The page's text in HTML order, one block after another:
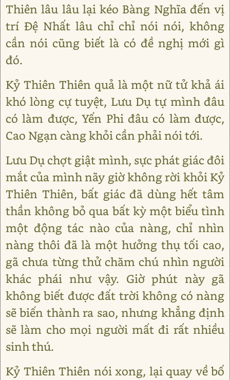
Thiên lâu lâu lại kéo Bàng Nghĩa đến vị
trí Đệ Nhất lâu chỉ chỉ nói nói, không
cần nói cũng biết là có đề nghị mới gì
đó.
Kỷ Thiên Thiên quả là một nữ tử khả ái
khó lòng cự tuyệt, Lưu Dụ tự mình đâu
có làm được, Yến Phi đâu có làm được,
Cao Ngạn càng khỏi cần phải nói tới.
Lưu Dụ chợt giật mình, sực phát giác đôi
mắt của mình nãy giờ không rời khỏi Kỷ
Thiên Thiên, bất giác đã dùng hết tâm
thần không bỏ qua bất kỳ một biểu tình
một động tác nào của nàng, chỉ nhìn
nàng thôi đã là một hưởng thụ tối cao,
gã chưa từng thử chăm chú nhìn người
khác phái như vậy. Giờ phút này gã
không biết được đất trời không có nàng
sẽ biến thành ra sao, nhưng khẳng định
sẽ làm cho mọi người mất đi rất nhiều
sinh thú.
Kỷ Thiên Thiên nói xong, lại quay về bố